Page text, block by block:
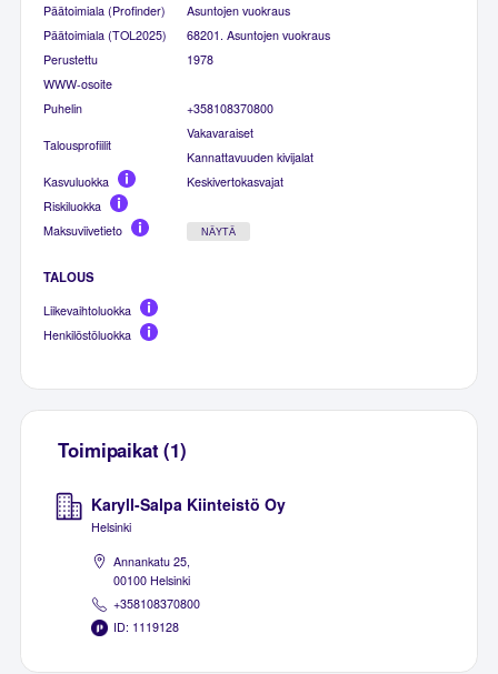
Päätoimiala (Profinder)
Asuntojen vuokraus
Päätoimiala (TOL2025)
68201. Asuntojen vuokraus
Perustettu
1978
WWW-osoite
Puhelin
+358108370800
Talousprofiilit
Vakavaraiset
Kannattavuuden kivijalat
Kasvuluokka
Keskivertokasvajat
Riskiluokka
Maksuviivetieto
NÄYTÄ
TALOUS
Liikevaihtoluokka
Henkilöstöluokka
Toimipaikat (1)
Karyll-Salpa Kiinteistö Oy
Helsinki
Annankatu 25,
00100 Helsinki
+358108370800
ID: 1119128